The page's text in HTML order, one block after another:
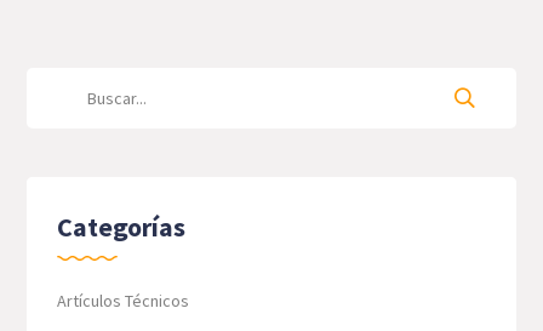
Categorías
Artículos Técnicos